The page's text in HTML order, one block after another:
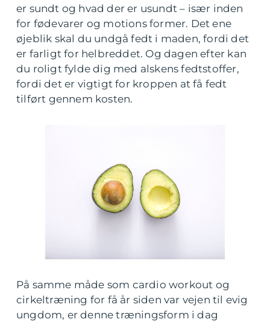
er sundt og hvad der er usundt – især inden
for fødevarer og motions former. Det ene
øjeblik skal du undgå fedt i maden, fordi det
er farligt for helbreddet. Og dagen efter kan
du roligt fylde dig med alskens fedtstoffer,
fordi det er vigtigt for kroppen at få fedt
tilført gennem kosten.
På samme måde som cardio workout og
cirkeltræning for få år siden var vejen til evig
ungdom, er denne træningsform i dag